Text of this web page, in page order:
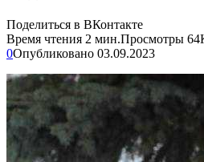
Поделиться в ВКонтакте
Время чтения 2 мин.Просмотры 64
0Опубликовано 03.09.2023